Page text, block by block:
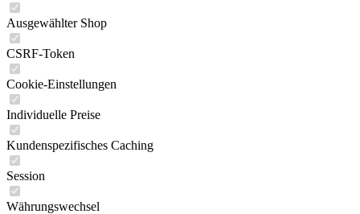
Ausgewählter Shop
CSRF-Token
Cookie-Einstellungen
Individuelle Preise
Kundenspezifisches Caching
Session
Währungswechsel